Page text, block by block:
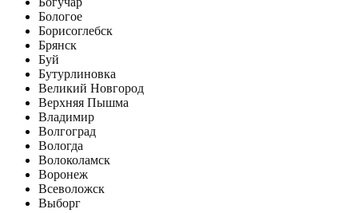
Бологое
Борисоглебск
Брянск
Буй
Бутурлиновка
Великий Новгород
Верхняя Пышма
Владимир
Волгоград
Вологда
Волоколамск
Воронеж
Всеволожск
Выборг